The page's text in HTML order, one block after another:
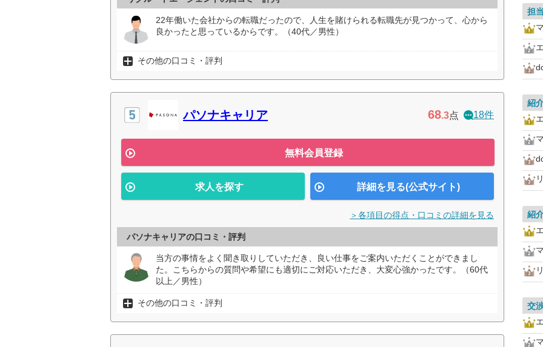
22年働いた会社からの転職だったので、人生を賭けられる転職先が見つかって、心から
良かったと思っているからです。（40代／男性）
その他の口コミ・評判
パソナキャリア 68.3点 18件
無料会員登録
求人を探す 詳細を見る(公式サイト)
＞各項目の得点・口コミの詳細を見る
パソナキャリアの口コミ・評判
当方の事情をよく聞き取りしていただき、良い仕事をご案内いただくことができまし
た。こちらからの質問や希望にも適切にご対応いただき、大変心強かったです。（60代
以上／男性）
その他の口コミ・評判
担
紹
紹
交